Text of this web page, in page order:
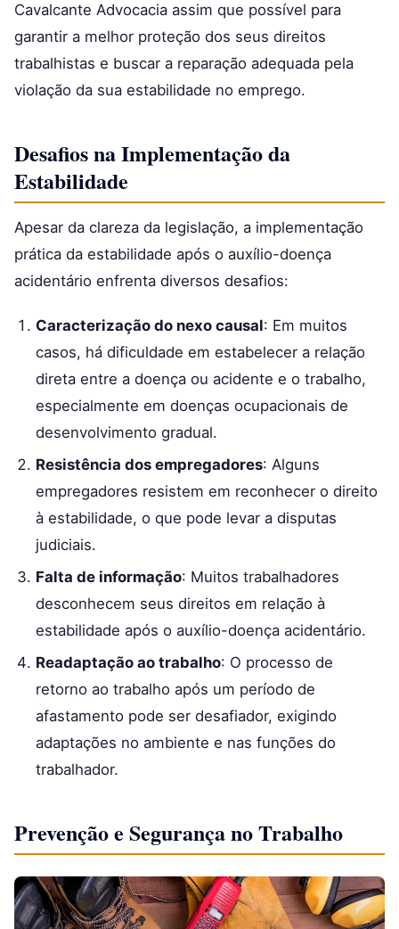
Cavalcante Advocacia assim que possível para
garantir a melhor proteção dos seus direitos
trabalhistas e buscar a reparação adequada pela
violação da sua estabilidade no emprego.
Desafios na Implementação da
Estabilidade
Apesar da clareza da legislação, a implementação
prática da estabilidade após o auxílio-doença
acidentário enfrenta diversos desafios:
Caracterização do nexo causal: Em muitos
casos, há dificuldade em estabelecer a relação
direta entre a doença ou acidente e o trabalho,
especialmente em doenças ocupacionais de
desenvolvimento gradual.
Resistência dos empregadores: Alguns
empregadores resistem em reconhecer o direito
à estabilidade, o que pode levar a disputas
judiciais.
Falta de informação: Muitos trabalhadores
desconhecem seus direitos em relação à
estabilidade após o auxílio-doença acidentário.
Readaptação ao trabalho: O processo de
retorno ao trabalho após um período de
afastamento pode ser desafiador, exigindo
adaptações no ambiente e nas funções do
trabalhador.
Prevenção e Segurança no Trabalho